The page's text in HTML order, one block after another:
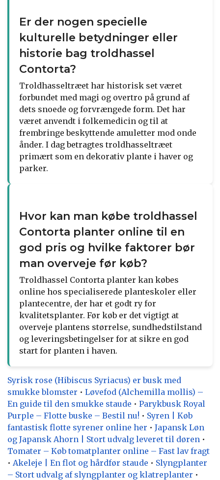
Er der nogen specielle
kulturelle betydninger eller
historie bag troldhassel
Contorta?
Troldhasseltræet har historisk set været
forbundet med magi og overtro på grund af
dets snoede og forvrængede form. Det har
været anvendt i folkemedicin og til at
frembringe beskyttende amuletter mod onde
ånder. I dag betragtes troldhasseltræet
primært som en dekorativ plante i haver og
parker.
Hvor kan man købe troldhassel
Contorta planter online til en
god pris og hvilke faktorer bør
man overveje før køb?
Troldhassel Contorta planter kan købes
online hos specialiserede planteskoler eller
plantecentre, der har et godt ry for
kvalitetsplanter. Før køb er det vigtigt at
overveje plantens størrelse, sundhedstilstand
og leveringsbetingelser for at sikre en god
start for planten i haven.
Syrisk rose (Hibiscus Syriacus) er busk med
smukke blomster • Løvefod (Alchemilla mollis) –
En guide til den smukke staude • Parykbusk Royal
Purple – Flotte buske – Bestil nu! • Syren | Køb
fantastisk flotte syrener online her • Japansk Løn
og Japansk Ahorn | Stort udvalg leveret til døren •
Tomater – Køb tomatplanter online – Fast lav fragt
• Akeleje | En flot og hårdfør staude • Slyngplanter
– Stort udvalg af slyngplanter og klatreplanter •